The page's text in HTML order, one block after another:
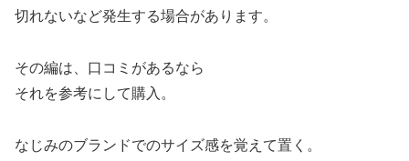
切れないなど発生する場合があります。
その編は、口コミがあるなら
それを参考にして購入。
なじみのブランドでのサイズ感を覚えて置く。